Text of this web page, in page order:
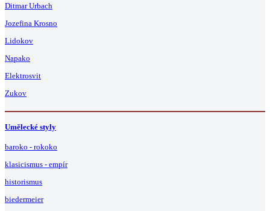
Ditmar Urbach
Jozefina Krosno
Lidokov
Napako
Elektrosvit
Zukov
Umělecké styly
baroko - rokoko
klasicismus - empír
historismus
biedermeier